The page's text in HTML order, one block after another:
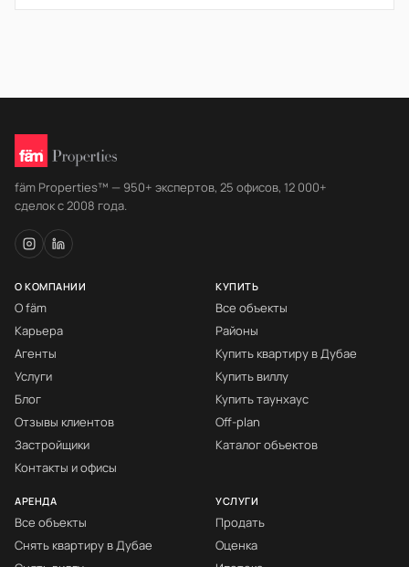
fäm Properties™ — 950+ экспертов, 25 офисов, 12 000+
сделок с 2008 года.
О КОМПАНИИ
О fäm
Карьера
Агенты
Услуги
Блог
Отзывы клиентов
Застройщики
Контакты и офисы
КУПИТЬ
Все объекты
Районы
Купить квартиру в Дубае
Купить виллу
Купить таунхаус
Off-plan
Каталог объектов
АРЕНДА
Все объекты
Снять квартиру в Дубае
УСЛУГИ
Продать
Оценка